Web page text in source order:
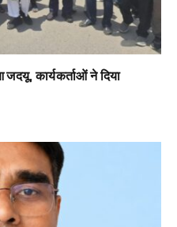
जदयू, कार्यकर्ताओं ने दिया